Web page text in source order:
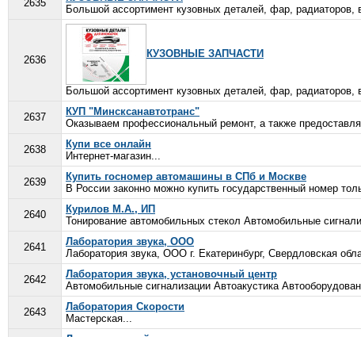
2635
Большой ассортимент кузовных деталей, фар,
2636
КУЗОВНЫЕ ЗАПЧАСТИ
Большой ассортимент кузовных деталей, фар,
2637
КУП "Минсксанавтотранс"
Оказываем профессиональный ремонт, а также
2638
Купи все онлайн
Интернет-магазин...
2639
Купить госномер автомашины в СПб и Москве
В России законно можно купить государственный номер
2640
Курилов М.А., ИП
Тонирование автомобильных стекол Автомобильные
2641
Лаборатория звука, ООО
Лаборатория звука, ООО г. Екатеринбург, Свердловская
2642
Лаборатория звука, установочный центр
Автомобильные сигнализации Автоакустика
2643
Лаборатория Скорости
Мастерская...